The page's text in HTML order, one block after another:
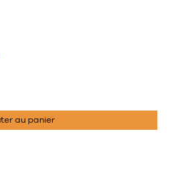
au panier